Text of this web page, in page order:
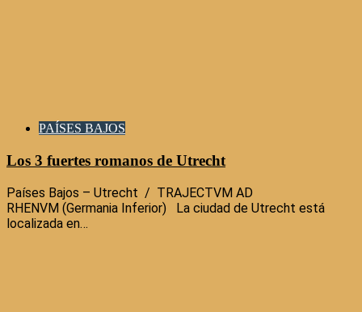
PAÍSES BAJOS
Los 3 fuertes romanos de Utrecht
Países Bajos – Utrecht / TRAJECTVM AD
RHENVM (Germania Inferior) La ciudad de Utrecht está
localizada en…